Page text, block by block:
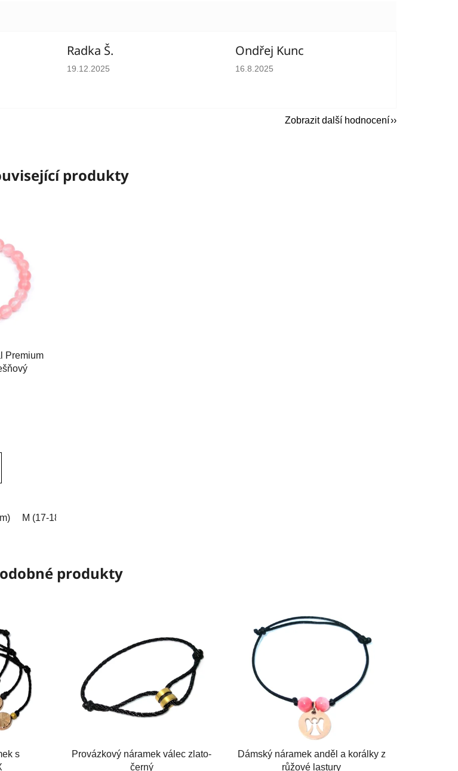
5 hvězdiček.
Radka Š.
Hodnocení obchodu je 5 z 5 hvězdiček.
19.12.2025
Ondřej Kunc
Hodnocení obchodu je 5 z 5 hvězdiček.
16.8.2025
Zobrazit další hodnocení
produkty
20cm) XXL (20-21cm)
Premium
M (17-18cm)
produkty
s
Provázkový náramek válec zlato-
černý
Dámský náramek anděl a korálky z
růžové lastury